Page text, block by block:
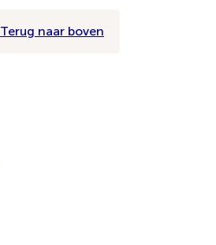
Terug naar boven